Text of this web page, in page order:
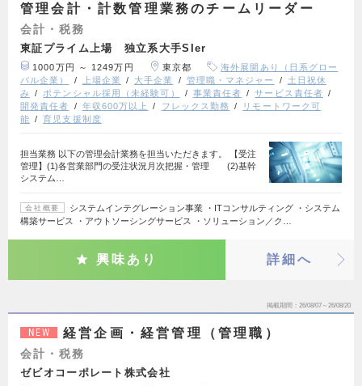
管理会計・計数管理業務のチームリーダー
会計・税務
東証プライム上場 独立系大手SIer
1000万円 ～ 1249万円 東京都
海外展開あり（日系グロー
バル企業）
上場企業 大手企業 管理職・マネジャー
土日祝休
み
ポテンシャル採用（未経験可） 事業責任者
サービス責任者
開発責任者
年収600万以上 フレックス勤務
リモートワーク可
能
育児支援制度
担当業務 以下の管理会計業務を担当いただきます。 【受注
管理】(1)各営業部門の受注状況月次把握・管理 (2)基幹
システム…
会社概要
システムインテグレーション事業 ・ITコンサルティング ・システム
構築サービス ・アウトソーシングサービス ・ソリューション／ク…
興味あり 詳細へ
掲載期間 26/08/07～26/08/20
NEW 経営企画・経営管理（管理職）
会計・税務
ゼビオコーポレート株式会社